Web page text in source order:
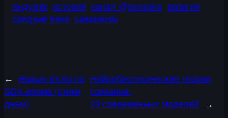
индуизм история канал @osnauka религия
средние века шаманизм
←
Новые итоги по
SDX-арома (стики
днем)
Нейробиологические теории
сознания:
29 современных моделей
→